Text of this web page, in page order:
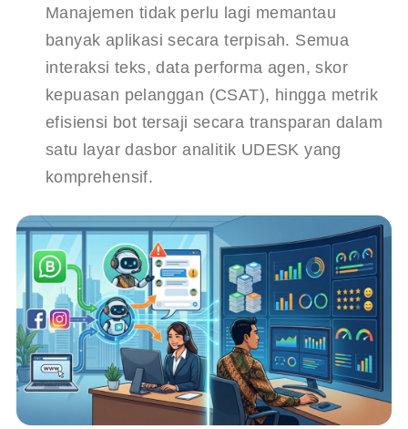
Manajemen tidak perlu lagi memantau
banyak aplikasi secara terpisah. Semua
interaksi teks, data performa agen, skor
kepuasan pelanggan (CSAT), hingga metrik
efisiensi bot tersaji secara transparan dalam
satu layar dasbor analitik UDESK yang
komprehensif.